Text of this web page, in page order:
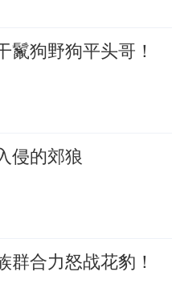
狗野狗平头哥！
侵的郊狼
合力怒战花豹！